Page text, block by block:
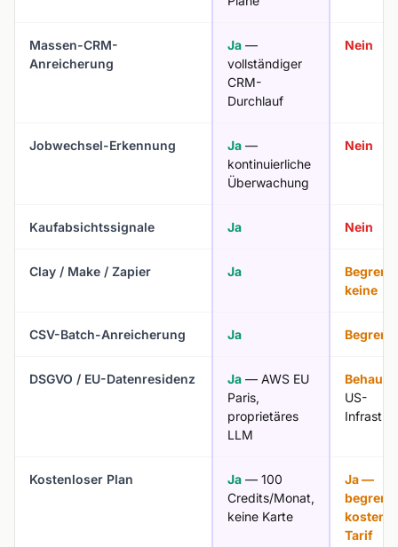
Massen-CRM-
Anreicherung
Ja —
vollständiger
CRM-
Durchlauf
Nein
Jobwechsel-Erkennung Ja —
kontinuierliche
Überwachung
Nein
Kaufabsichtssignale Ja Nein
Clay / Make / Zapier Ja
keine
CSV-Batch-Anreicherung Ja
DSGVO / EU-Datenresidenz Ja — AWS EU
Paris,
proprietäres
LLM
US-
Kostenloser Plan Ja — 100
Credits/Monat,
keine Karte
Ja —
Tarif